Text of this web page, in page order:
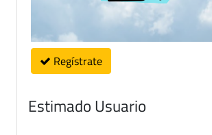
Regístrate
Estimado Usuario